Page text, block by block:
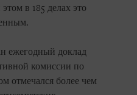
в 185 делах это
ежегодный доклад
комиссии по
отмечался более чем